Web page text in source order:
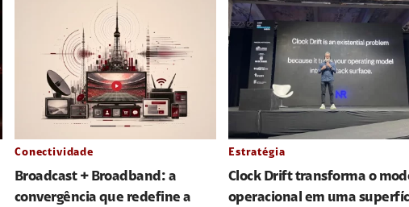
Conectividade
Broadcast + Broadband: a
convergência que redefine a
Estratégia
Clock Drift transforma o
operacional em uma